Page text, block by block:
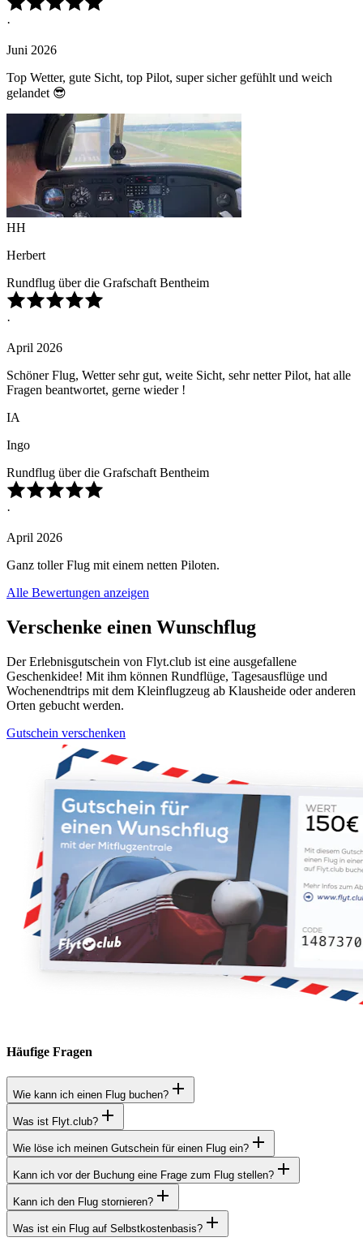
·
Juni 2026
Top Wetter, gute Sicht, top Pilot, super sicher gefühlt und weich
gelandet 😎
HH
Herbert
Rundflug über die Grafschaft Bentheim
·
April 2026
Schöner Flug, Wetter sehr gut, weite Sicht, sehr netter Pilot, hat alle
Fragen beantwortet, gerne wieder !
IA
Ingo
Rundflug über die Grafschaft Bentheim
·
April 2026
Ganz toller Flug mit einem netten Piloten.
Alle Bewertungen anzeigen
Verschenke einen Wunschflug
Der Erlebnisgutschein von Flyt.club ist eine ausgefallene
Geschenkidee! Mit ihm können Rundflüge, Tagesausflüge und
Wochenendtrips mit dem Kleinflugzeug ab Klausheide oder anderen
Orten gebucht werden.
Gutschein verschenken
Häufige Fragen
Wie kann ich einen Flug buchen?
Was ist Flyt.club?
Wie löse ich meinen Gutschein für einen Flug ein?
Kann ich vor der Buchung eine Frage zum Flug stellen?
Kann ich den Flug stornieren?
Was ist ein Flug auf Selbstkostenbasis?